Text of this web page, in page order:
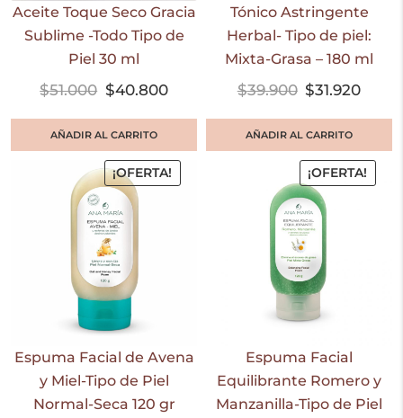
Aceite Toque Seco Gracia
Sublime -Todo Tipo de
Piel 30 ml
$51.000 $40.800
AÑADIR AL CARRITO
Tónico Astringente
Herbal- Tipo de piel:
Mixta-Grasa – 180 ml
$39.900 $31.920
AÑADIR AL CARRITO
¡OFERTA!
Espuma Facial de Avena
y Miel-Tipo de Piel
Normal-Seca 120 gr
¡OFERTA!
Espuma Facial
Equilibrante Romero y
Manzanilla-Tipo de Piel